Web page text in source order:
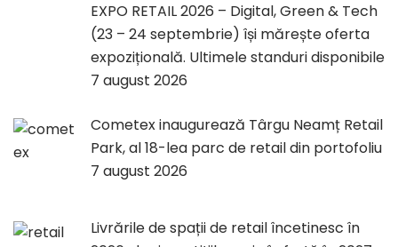
EXPO RETAIL 2026 – Digital, Green & Tech
(23 – 24 septembrie) își mărește oferta
expozițională. Ultimele standuri disponibile
7 august 2026
Cometex inaugurează Târgu Neamț Retail
Park, al 18-lea parc de retail din portofoliu
7 august 2026
Livrările de spații de retail încetinesc în